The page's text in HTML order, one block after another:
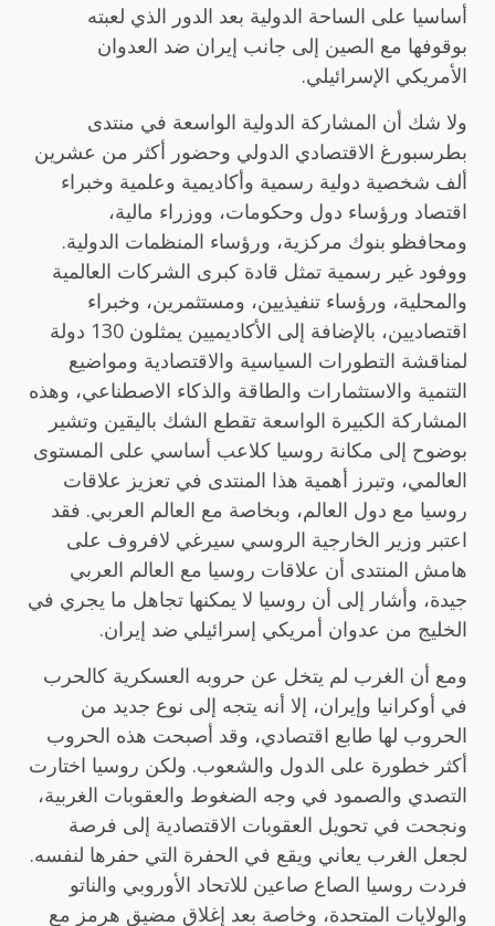
أساسيا على الساحة الدولية بعد الدور الذي لعبته
بوقوفها مع الصين إلى جانب إيران ضد العدوان
الأمريكي الإسرائيلي.
ولا شك أن المشاركة الدولية الواسعة في منتدى
بطرسبورغ الاقتصادي الدولي وحضور أكثر من عشرين
ألف شخصية دولية رسمية وأكاديمية وعلمية وخبراء
اقتصاد ورؤساء دول وحكومات، ووزراء مالية،
ومحافظو بنوك مركزية، ورؤساء المنظمات الدولية.
ووفود غير رسمية تمثل قادة كبرى الشركات العالمية
والمحلية، ورؤساء تنفيذيين، ومستثمرين، وخبراء
اقتصاديين، بالإضافة إلى الأكاديميين يمثلون 130 دولة
لمناقشة التطورات السياسية والاقتصادية ومواضيع
التنمية والاستثمارات والطاقة والذكاء الاصطناعي، وهذه
المشاركة الكبيرة الواسعة تقطع الشك باليقين وتشير
بوضوح إلى مكانة روسيا كلاعب أساسي على المستوى
العالمي، وتبرز أهمية هذا المنتدى في تعزيز علاقات
روسيا مع دول العالم، وبخاصة مع العالم العربي. فقد
اعتبر وزير الخارجية الروسي سيرغي لافروف على
هامش المنتدى أن علاقات روسيا مع العالم العربي
جيدة، وأشار إلى أن روسيا لا يمكنها تجاهل ما يجري في
الخليج من عدوان أمريكي إسرائيلي ضد إيران.
ومع أن الغرب لم يتخل عن حروبه العسكرية كالحرب
في أوكرانيا وإيران، إلا أنه يتجه إلى نوع جديد من
الحروب لها طابع اقتصادي، وقد أصبحت هذه الحروب
أكثر خطورة على الدول والشعوب. ولكن روسيا اختارت
التصدي والصمود في وجه الضغوط والعقوبات الغربية،
ونجحت في تحويل العقوبات الاقتصادية إلى فرصة
لجعل الغرب يعاني ويقع في الحفرة التي حفرها لنفسه.
فردت روسيا الصاع صاعين للاتحاد الأوروبي والناتو
والولايات المتحدة، وخاصة بعد إغلاق مضيق هرمز مع